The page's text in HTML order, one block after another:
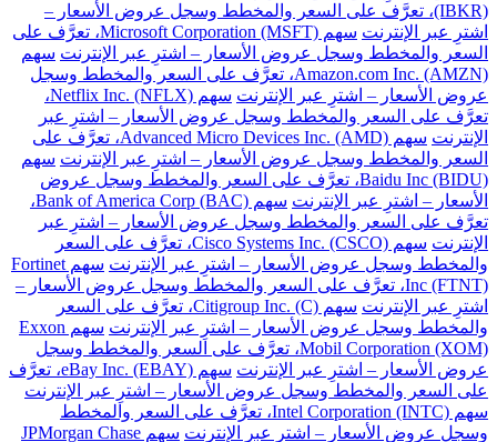
(IBKR)، تعرَّف على السعر والمخطط وسجل عروض الأسعار –
اشترِ عبر الإنترنت
سهم Microsoft Corporation (MSFT)، تعرَّف على
السعر والمخطط وسجل عروض الأسعار – اشترِ عبر الإنترنت سهم
Amazon.com Inc. (AMZN)، تعرَّف على السعر والمخطط وسجل
عروض الأسعار – اشترِ عبر الإنترنت
سهم Netflix Inc. (NFLX)،
تعرَّف على السعر والمخطط وسجل عروض الأسعار – اشترِ عبر
الإنترنت
سهم Advanced Micro Devices Inc. (AMD)، تعرَّف على
السعر والمخطط وسجل عروض الأسعار – اشترِ عبر الإنترنت سهم
Baidu Inc (BIDU)، تعرَّف على السعر والمخطط وسجل عروض
الأسعار – اشترِ عبر الإنترنت
سهم Bank of America Corp (BAC)،
تعرَّف على السعر والمخطط وسجل عروض الأسعار – اشترِ عبر
الإنترنت
سهم Cisco Systems Inc. (CSCO)، تعرَّف على السعر
والمخطط وسجل عروض الأسعار – اشترِ عبر الإنترنت
سهم Fortinet
Inc (FTNT)، تعرَّف على السعر والمخطط وسجل عروض الأسعار –
اشترِ عبر الإنترنت
سهم Citigroup Inc. (C)، تعرَّف على السعر
والمخطط وسجل عروض الأسعار – اشترِ عبر الإنترنت
سهم Exxon
Mobil Corporation (XOM)، تعرَّف على السعر والمخطط وسجل
عروض الأسعار – اشترِ عبر الإنترنت
سهم eBay Inc. (EBAY)، تعرَّف
على السعر والمخطط وسجل عروض الأسعار – اشترِ عبر الإنترنت
سهم Intel Corporation (INTC)، تعرَّف على السعر والمخطط
وسجل عروض الأسعار – اشترِ عبر الإنترنت
سهم JPMorgan Chase